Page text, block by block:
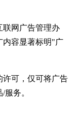
联网广告管理办
内容显著标明"广
许可，仅可将广告
务。